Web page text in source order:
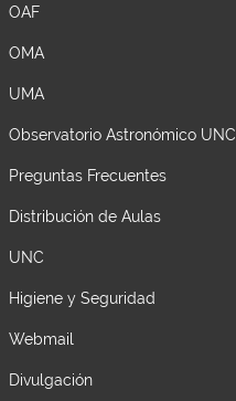
OAF
OMA
UMA
Observatorio Astronómico UNC
Preguntas Frecuentes
Distribución de Aulas
UNC
Higiene y Seguridad
Webmail
Divulgación